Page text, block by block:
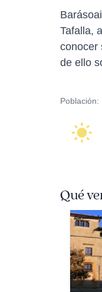
Tafalla,
conocer
de ello
Población:
Qué